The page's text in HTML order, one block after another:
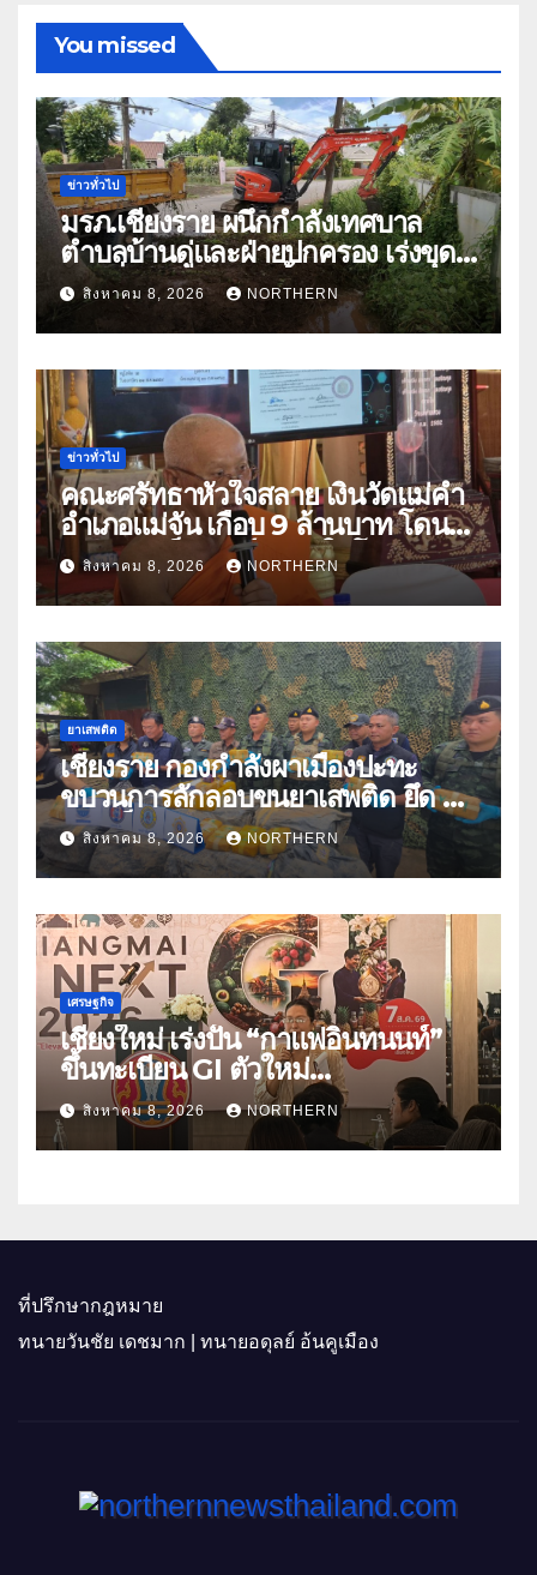
You missed
ข่าวทั่วไป
มรภ.เชียงราย ผนึกกำลังเทศบาล
ตำบลบ้านดู่และฝ่ายปกครอง เร่งขุด
ลอกสิ่งกีดขวางทางน้ำ ป้องกันและลด
ปัญหาน้ำท่วม
สิงหาคม 8, 2026 NORTHERN
ข่าวทั่วไป
คณะศรัทธาหัวใจสลาย เงินวัดแม่คำ
อำเภอแม่จัน เกือบ 9 ล้านบาท โดน
แก๊งคอลเซ็นเตอร์หลอกให้โอนข้าม
ปีกว่า 66 บัญชี
สิงหาคม 8, 2026 NORTHERN
ยาเสพติด
เชียงราย กองกำลังผาเมืองปะทะ
ขบวนการลักลอบขนยาเสพติด ยึด 2
ล้านเม็ด
สิงหาคม 8, 2026 NORTHERN
เศรษฐกิจ
เชียงใหม่ เร่งปั้น “กาแฟอินทนนท์”
ขึ้นทะเบียน GI ตัวใหม่
“CHIANGMAI GI NEXT 2026”
ติดอาวุธผู้ประกอบการ 100 ราย ดัน
สินค้าอัตลักษณ์สู่ตลาดพรีเมียม
สิงหาคม 8, 2026 NORTHERN
ที่ปรึกษากฎหมาย
ทนายวันชัย เดชมาก | ทนายอดุลย์ อ้นคูเมือง